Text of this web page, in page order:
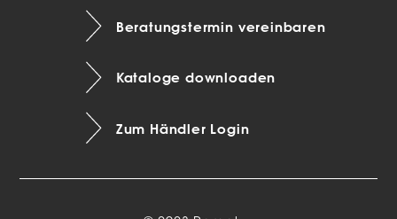
Beratungstermin vereinbaren
Kataloge downloaden
Zum Händler Login